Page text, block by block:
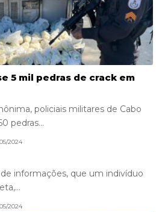
5 mil pedras de crack em
policiais militares de Cabo
pedras…
2024
informações, que um indivíduo
2024